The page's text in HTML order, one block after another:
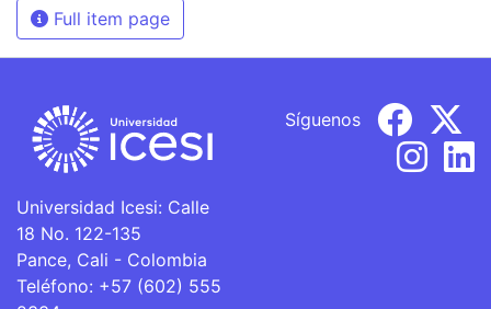
Full item page
Universidad Icesi: Calle
18 No. 122-135
Pance, Cali - Colombia
Teléfono: +57 (602) 555
Síguenos